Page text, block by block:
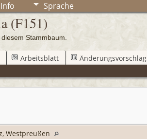
Info Sprache
(F151)
Stammbaum.
Arbeitsblatt Änderungsvorschlag
Westpreußen